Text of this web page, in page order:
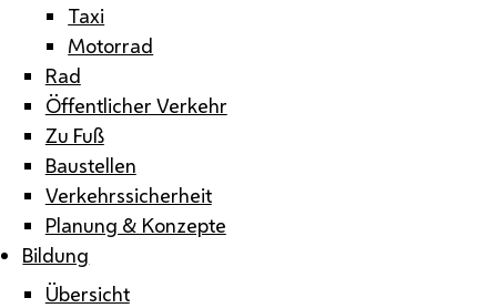
Taxi
Motorrad
Rad
Öffentlicher Verkehr
Zu Fuß
Baustellen
Verkehrssicherheit
Planung & Konzepte
Bildung
Übersicht